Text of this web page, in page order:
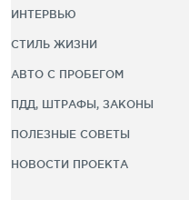
ИНТЕРВЬЮ
СТИЛЬ ЖИЗНИ
АВТО С ПРОБЕГОМ
ПДД, ШТРАФЫ, ЗАКОНЫ
ПОЛЕЗНЫЕ СОВЕТЫ
НОВОСТИ ПРОЕКТА